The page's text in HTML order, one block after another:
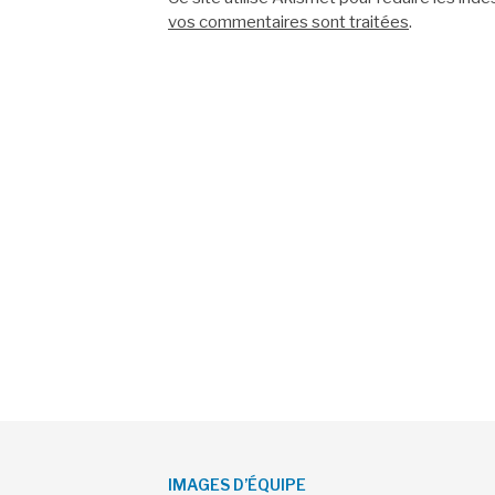
vos commentaires sont traitées.
IMAGES D’ÉQUIPE